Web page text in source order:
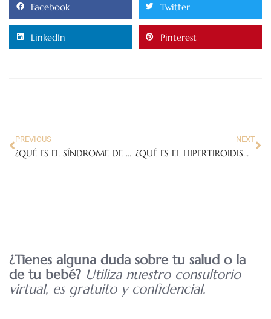
Facebook Twitter
LinkedIn Pinterest
PREVIOUS
¿QUÉ ES EL SÍNDROME DE GOLDENHAR?
NEXT
¿QUÉ ES EL HIPERTIROIDISMO Y POR QUÉ IMPORTA EN EL EMBARAZO?
¿Tienes alguna duda sobre tu salud o la
de tu bebé? Utiliza nuestro consultorio
virtual, es gratuito y confidencial.